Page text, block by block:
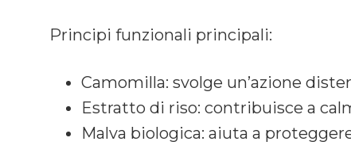
Principi funzionali principali:
Camomilla: svolge un’azione
Estratto di riso: contribuisce a
Malva biologica: aiuta a